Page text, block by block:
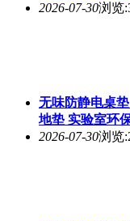
2026-07-30浏览
无味防静电桌
地垫 实验室环
2026-07-30浏览